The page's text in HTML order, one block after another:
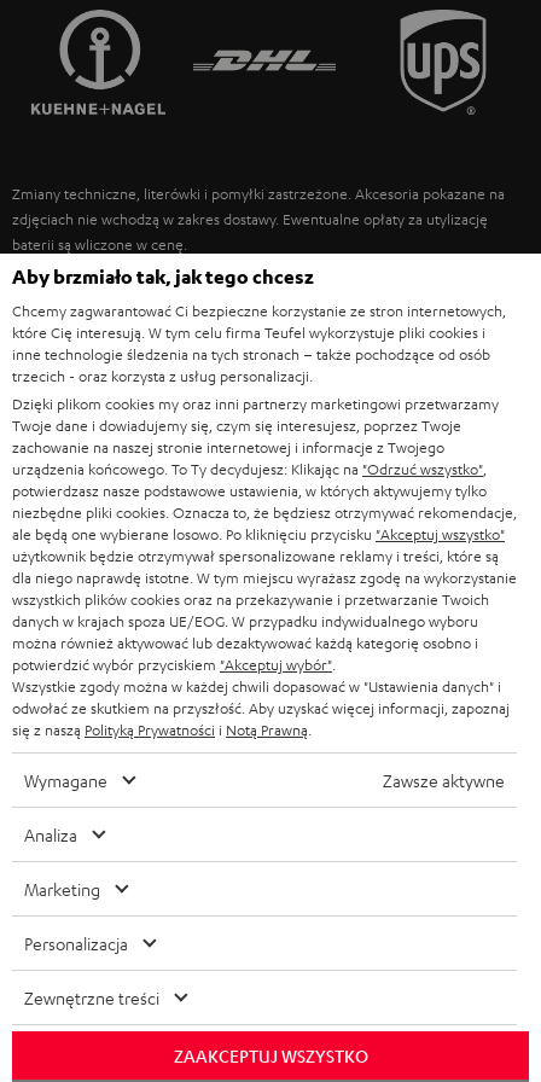
GŁOŚNIKI
ULTIMA
FANSHOP
NOWOŚCI
TEUFEL STORY
ZARZĄD
WARTOŚCI
FRANCJA
POLSKA
WŁOCHY
STANY ZJEDNOCZONE
INNE KRAJE
Zmiany techniczne, literówki i pomyłki zastrzeżone. Akcesoria pokazane na
zdjęciach nie wchodzą w zakres dostawy. Ewentualne opłaty za utylizację
baterii są wliczone w cenę.
©2026 Lautsprecher Teufel GmbH - All rights reserved.
Nota prawna OWH
Polityka prywatności
Ustawienia ochrony prywatności
EU Data Act
Aby brzmiało tak, jak tego chcesz
Chcemy zagwarantować Ci bezpieczne korzystanie ze stron internetowych,
które Cię interesują. W tym celu firma Teufel wykorzystuje pliki cookies i
inne technologie śledzenia na tych stronach – także pochodzące od osób
trzecich - oraz korzysta z usług personalizacji.
Dzięki plikom cookies my oraz inni partnerzy marketingowi przetwarzamy
Twoje dane i dowiadujemy się, czym się interesujesz, poprzez Twoje
zachowanie na naszej stronie internetowej i informacje z Twojego
urządzenia końcowego. To Ty decydujesz: Klikając na "Odrzuć wszystko"
potwierdzasz nasze podstawowe ustawienia, w których aktywujemy tylko
niezbędne pliki cookies. Oznacza to, że będziesz otrzymywać rekomendacje,
ale będą one wybierane losowo. Po kliknięciu przycisku "Akceptuj wszystko"
użytkownik będzie otrzymywał spersonalizowane reklamy i treści, które są
dla niego naprawdę istotne. W tym miejscu wyrażasz zgodę na wykorzystanie
wszystkich plików cookies oraz na przekazywanie i przetwarzanie Twoich
danych w krajach spoza UE/EOG. W przypadku indywidualnego wyboru
można również aktywować lub dezaktywować każdą kategorię osobno i
potwierdzić wybór przyciskiem "Akceptuj wybór"
Wszystkie zgody można w każdej chwili dopasować w "Ustawienia danych" i
odwołać ze skutkiem na przyszłość. Aby uzyskać więcej informacji, zapoznaj
się z naszą Polityką Prywatności i Notą Prawną
Wymagane Zawsze aktywne
Analiza
Marketing
Personalizacja
Zewnętrzne treści
ZAAKCEPTUJ WSZYSTKO